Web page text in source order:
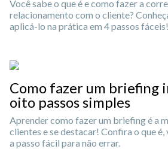
Você sabe o que é e como fazer a
relacionamento com o cliente?
aplicá-lo na prática em 4 passos fáceis!
Como fazer um briefing
oito passos simples
Aprender como fazer um briefing é a
clientes e se destacar! Confira o que é,
a passo fácil para não errar.